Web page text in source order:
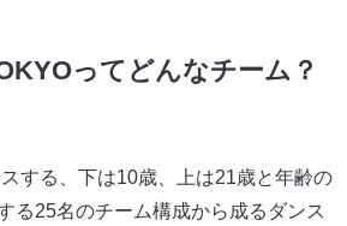
ってどんなチーム？
する、下は10歳、上は21歳と年齢の
る25名のチーム構成から成るダンス